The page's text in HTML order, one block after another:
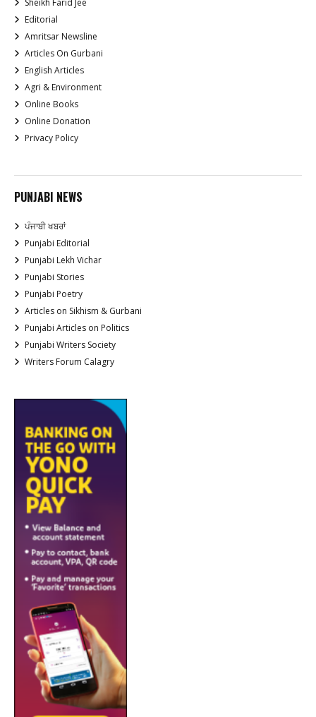
Sheikh Farid Jee
Editorial
Amritsar Newsline
Articles On Gurbani
English Articles
Agri & Environment
Online Books
Online Donation
Privacy Policy
PUNJABI NEWS
ਪੰਜਾਬੀ ਖਬਰਾਂ
Punjabi Editorial
Punjabi Lekh Vichar
Punjabi Stories
Punjabi Poetry
Articles on Sikhism & Gurbani
Punjabi Articles on Politics
Punjabi Writers Society
Writers Forum Calagry